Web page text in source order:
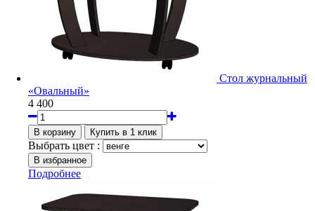
Стол журнальный
«Овальный»
4 400
Выбрать цвет :
Подробнее